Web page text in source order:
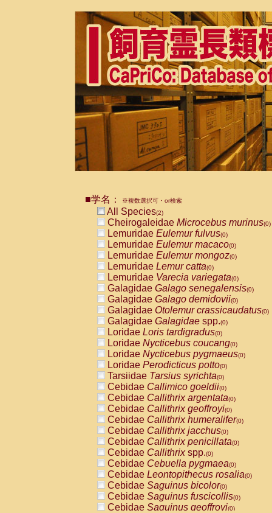
■学名： ※複数選択可・or検索
All Species(2)
Cheirogaleidae Microcebus murinus(0)
Lemuridae Eulemur fulvus(0)
Lemuridae Eulemur macaco(0)
Lemuridae Eulemur mongoz(0)
Lemuridae Lemur catta(0)
Lemuridae Varecia variegata(0)
Galagidae Galago senegalensis(0)
Galagidae Galago demidovii(0)
Galagidae Otolemur crassicaudatus(0)
Galagidae Galagidae spp.(0)
Loridae Loris tardigradus(0)
Loridae Nycticebus coucang(0)
Loridae Nycticebus pygmaeus(0)
Loridae Perodicticus potto(0)
Tarsiidae Tarsius syrichta(0)
Cebidae Callimico goeldii(0)
Cebidae Callithrix argentata(0)
Cebidae Callithrix geoffroyi(0)
Cebidae Callithrix humeralifer(0)
Cebidae Callithrix jacchus(0)
Cebidae Callithrix penicillata(0)
Cebidae Callithrixspp.(0)
Cebidae Cebuella pygmaea(0)
Cebidae Leontopithecus rosalia(0)
Cebidae Saguinus bicolor(0)
Cebidae Saguinus fuscicollis(0)
Cebidae Saguinus geoffroyi(0)